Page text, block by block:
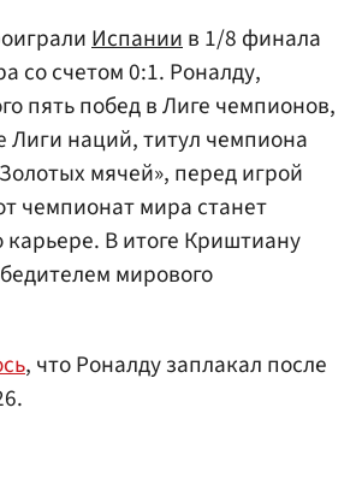
Испаниив 1/8 финала
со счетом 0:1. Роналду,
пять побед в Лиге чемпионов,
наций, титул чемпиона
мячей», перед игрой
чемпионат мира станет
карьере. В итоге Криштиану
мирового
, что Роналду заплакал после